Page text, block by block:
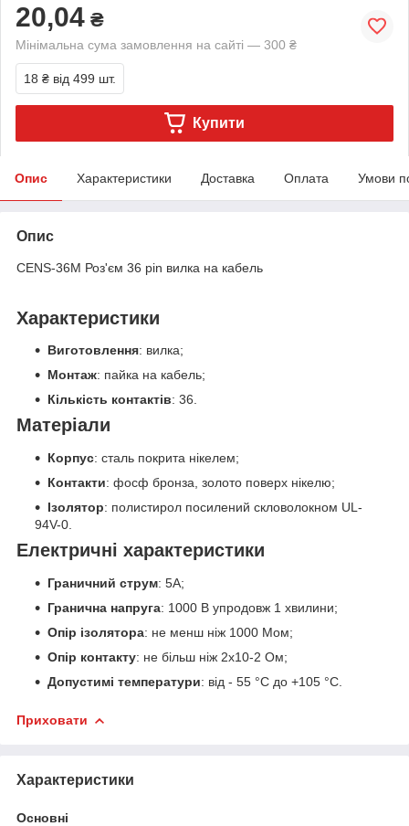
20,04 ₴
Мінімальна сума замовлення на сайті — 300 ₴
18 ₴ від 499 шт.
Купити
Опис Характеристики Доставка Оплата Умови
Опис
CENS-36M Роз'єм 36 pin вилка на кабель
Характеристики
Виготовлення: вилка;
Монтаж: пайка на кабель;
Кількість контактів: 36.
Матеріали
Корпус: сталь покрита нікелем;
Контакти: фосф бронза, золото поверх нікелю;
Ізолятор: полистирол посилений скловолокном UL-
94V-0.
Електричні характеристики
Граничний струм: 5А;
Гранична напруга: 1000 В упродовж 1 хвилини;
Опір ізолятора: не менш ніж 1000 Мом;
Опір контакту: не більш ніж 2x10-2 Ом;
Допустимі температури: від - 55 °C до +105 °C.
Приховати
Характеристики
Основні